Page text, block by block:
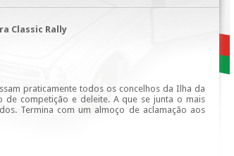
Classic Rally
praticamente todos os concelhos da Ilha da
de competição e deleite. A que se junta o mais
Termina com um almoço de aclamação aos